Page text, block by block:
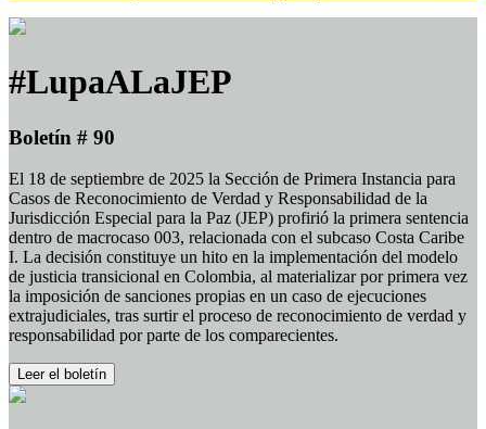
#LupaALaJEP
Boletín # 90
El 18 de septiembre de 2025 la Sección de Primera Instancia para
Casos de Reconocimiento de Verdad y Responsabilidad de la
Jurisdicción Especial para la Paz (JEP) profirió la primera sentencia
dentro de macrocaso 003, relacionada con el subcaso Costa Caribe
I. La decisión constituye un hito en la implementación del modelo
de justicia transicional en Colombia, al materializar por primera vez
la imposición de sanciones propias en un caso de ejecuciones
extrajudiciales, tras surtir el proceso de reconocimiento de verdad y
responsabilidad por parte de los comparecientes.
Leer el boletín